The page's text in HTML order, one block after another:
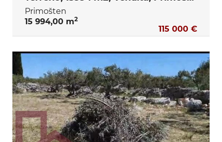
Primošten
15 994,00 m2
115 000 €